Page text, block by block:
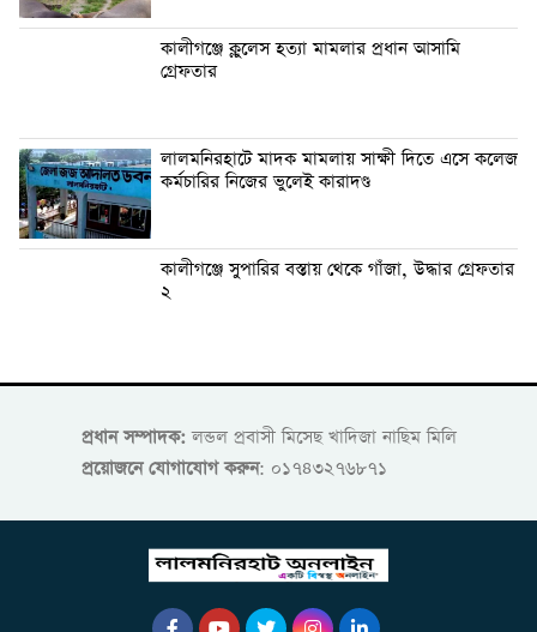
কালীগঞ্জে ক্লুলেস হত্যা মামলার প্রধান আসামি
গ্রেফতার
লালমনিরহাটে মাদক মামলায় সাক্ষী দিতে এসে কলেজ
কর্মচারির নিজের ভুলেই কারাদণ্ড
কালীগঞ্জে সুপারির বস্তায় থেকে গাঁজা, উদ্ধার গ্রেফতার
২
প্রধান সম্পাদক:লন্ডল প্রবাসী মিসেছ খাদিজা নাছিম মিলি
প্রয়োজনে যোগাযোগ করুন: ০১৭৪৩২৭৬৮৭১